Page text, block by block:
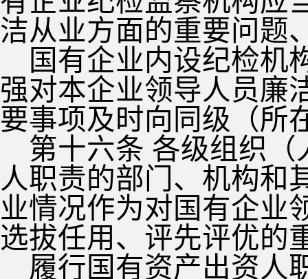
洁从业方面的重要问题
国有企业内设纪检机
强对本企业领导人员廉
要事项及时向同级（所
第十六条 各级组织
人职责的部门、机构和
业情况作为对国有企业
选拔任用、评先评优的
履行国有资产出资人